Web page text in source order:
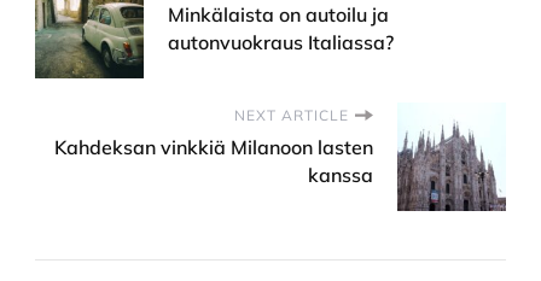
Minkälaista on autoilu ja
autonvuokraus Italiassa?
NEXT ARTICLE
Kahdeksan vinkkiä Milanoon lasten
kanssa